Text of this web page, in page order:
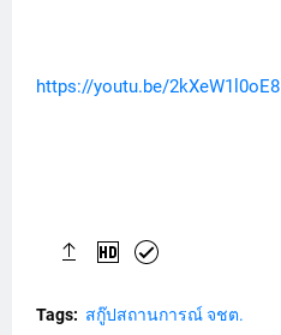
https://youtu.be/2kXeW1l0oE8
Tags: สกู๊ปสถานการณ์ จชต.